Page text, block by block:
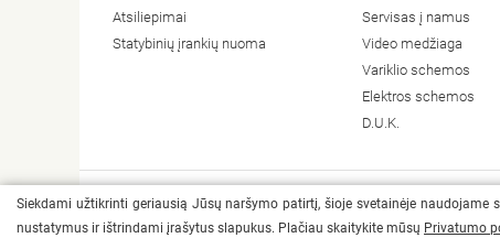
Atsiliepimai
Statybinių įrankių nuoma
Servisas į namus
Video medžiaga
Variklio schemos
Elektros schemos
D.U.K.
© 2026 Visos teisės saugomos Heradas
Siekdami užtikrinti geriausią Jūsų naršymo patirtį, šioje svetainėje
nustatymus ir ištrindami įrašytus slapukus. Plačiau skaitykite mūsų Privatumo